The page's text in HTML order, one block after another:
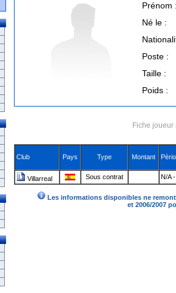
Prénom
Né le :
Poste :
Taille :
Poids :
Fiche
Club Pays Type Montant
Villarreal Sous contrat N/A
Les informations disponibles ne
et 2006/2007